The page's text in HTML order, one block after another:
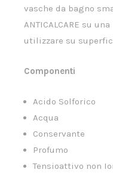
vasche da bagno
ANTICALCARE su
utilizzare su
Componenti
Acido Solforico
Acqua
Conservante
Profumo
Tensioattivo non